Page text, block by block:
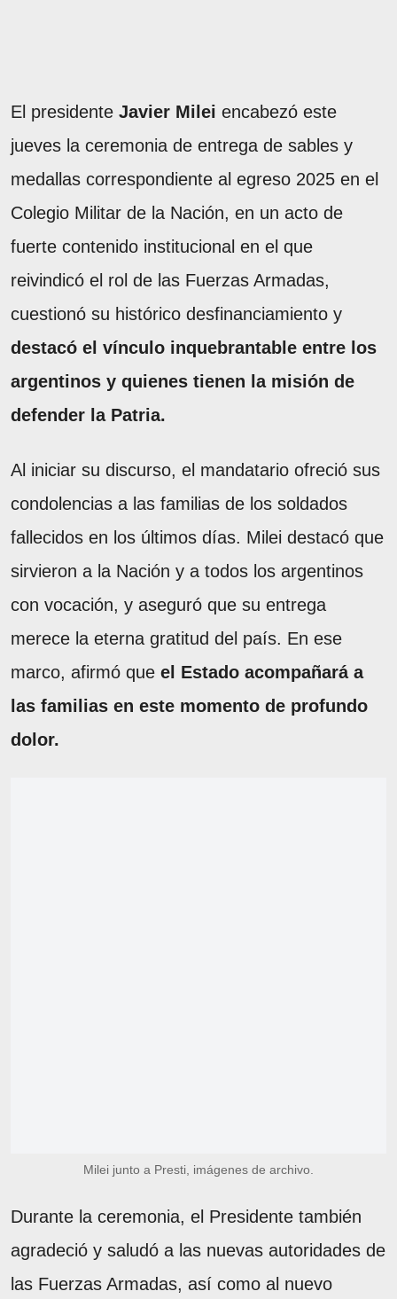
El presidente Javier Milei encabezó este
jueves la ceremonia de entrega de sables y
medallas correspondiente al egreso 2025 en el
Colegio Militar de la Nación, en un acto de
fuerte contenido institucional en el que
reivindicó el rol de las Fuerzas Armadas,
cuestionó su histórico desfinanciamiento y
destacó el vínculo inquebrantable entre los
argentinos y quienes tienen la misión de
defender la Patria.
Al iniciar su discurso, el mandatario ofreció sus
condolencias a las familias de los soldados
fallecidos en los últimos días. Milei destacó que
sirvieron a la Nación y a todos los argentinos
con vocación, y aseguró que su entrega
merece la eterna gratitud del país. En ese
marco, afirmó que el Estado acompañará a
las familias en este momento de profundo
dolor.
Milei junto a Presti, imágenes de archivo.
Durante la ceremonia, el Presidente también
agradeció y saludó a las nuevas autoridades de
las Fuerzas Armadas, así como al nuevo